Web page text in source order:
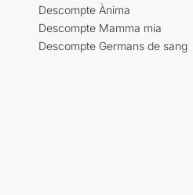
Descompte Ànima
Descompte Mamma mia
Descompte Germans de sang